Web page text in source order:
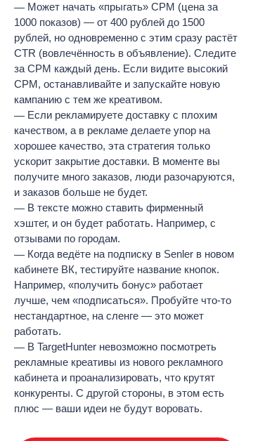
Может начать «прыгать» CPM (цена за
1000 показов) — от 400 рублей до 1500
рублей, но одновременно с этим сразу растёт
CTR (вовлечённость в объявление). Следите
за CPM каждый день. Если видите высокий
CPM, останавливайте и запускайте новую
кампанию с тем же креативом.
Если рекламируете доставку с плохим
качеством, а в рекламе делаете упор на
хорошее качество, эта стратегия только
ускорит закрытие доставки. В моменте вы
получите много заказов, люди разочаруются,
и заказов больше не будет.
В тексте можно ставить фирменный
хэштег, и он будет работать. Например, с
отзывами по городам.
Когда ведёте на подписку в Senler в новом
кабинете ВК, тестируйте название кнопок.
Например, «получить бонус» работает
лучше, чем «подписаться». Пробуйте что-то
нестандартное, на сленге — это может
работать.
В TargetHunter невозможно посмотреть
рекламные креативы из нового рекламного
кабинета и проанализировать, что крутят
конкуренты. С другой стороны, в этом есть
плюс — ваши идеи не будут воровать.